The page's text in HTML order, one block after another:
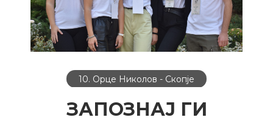
10. Орце Николов - Скопје